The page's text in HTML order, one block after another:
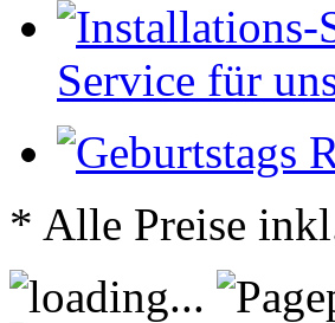
Service für
* Alle Preise